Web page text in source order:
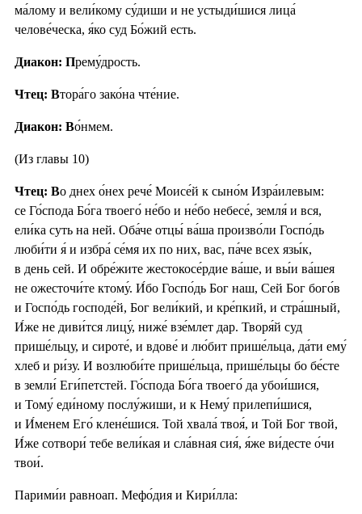
ма́лому и вели́кому су́диши и не устыди́шися лица́
челове́ческа, я́ко суд Бо́жий есть.
Диакон: Прему́дрость.
Чтец: Втора́го зако́на чте́ние.
Диакон: Во́нмем.
(Из главы 10)
Чтец: Во днех о́нех рече́ Моисе́й к сыно́м Изра́илевым:
се Го́спода Бо́га твоего́ не́бо и не́бо небесе́, земля́ и вся,
ели́ка суть на ней. Оба́че отцы́ ва́ша произво́ли Госпо́дь
люби́ти я́ и избра́ се́мя их по них, вас, па́че всех язы́к,
в день сей. И обре́жите жестокосе́рдие ва́ше, и вы́и ва́шея
не ожесточи́те ктому́. И́бо Госпо́дь Бог наш, Сей Бог бого́в
и Госпо́дь господе́й, Бог вели́кий, и кре́пкий, и стра́шный,
И́же не диви́тся лицу́, ниже́ взе́млет дар. Творя́й суд
прише́льцу, и сироте́, и вдове́ и лю́бит прише́льца, да́ти ему́
хлеб и ри́зу. И возлюби́те прише́льца, прише́льцы бо бе́сте
в земли́ Еги́петстей. Го́спода Бо́га твоего́ да убои́шися,
и Тому́ еди́ному послу́жиши, и к Нему́ прилепи́шися,
и И́менем Его́ клене́шися. Той хвала́ твоя́, и Той Бог твой,
И́же сотвори́ тебе вели́кая и сла́вная сия́, я́же ви́десте о́чи
твои́.
Парими́и равноап. Мефо́дия и Кири́лла: